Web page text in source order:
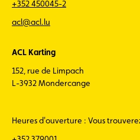
+352 450045-2
acl@acl.lu
ACL Karting
152, rue de Limpach
L-3932 Mondercange
Heures d'ouverture : Vous